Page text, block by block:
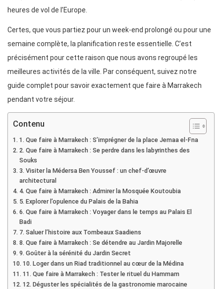
heures de vol de l’Europe.
Certes, que vous partiez pour un week-end prolongé ou pour une
semaine complète, la planification reste essentielle. C’est
précisément pour cette raison que nous avons regroupé les
meilleures activités de la ville. Par conséquent, suivez notre
guide complet pour savoir exactement que faire à Marrakech
pendant votre séjour.
Contenu
1. Que faire à Marrakech : S’imprégner de la place Jemaa el-Fna
2. Que faire à Marrakech : Se perdre dans les labyrinthes des
Souks
3. Visiter la Médersa Ben Youssef : un chef-d’œuvre
architectural
4. Que faire à Marrakech : Admirer la Mosquée Koutoubia
5. Explorer l’opulence du Palais de la Bahia
6. Que faire à Marrakech : Voyager dans le temps au Palais El
Badi
7. Saluer l’histoire aux Tombeaux Saadiens
8. Que faire à Marrakech : Se détendre au Jardin Majorelle
9. Goûter à la sérénité du Jardin Secret
10. Loger dans un Riad traditionnel au cœur de la Médina
11. Que faire à Marrakech : Tester le rituel du Hammam
12. Déguster les spécialités de la gastronomie marocaine